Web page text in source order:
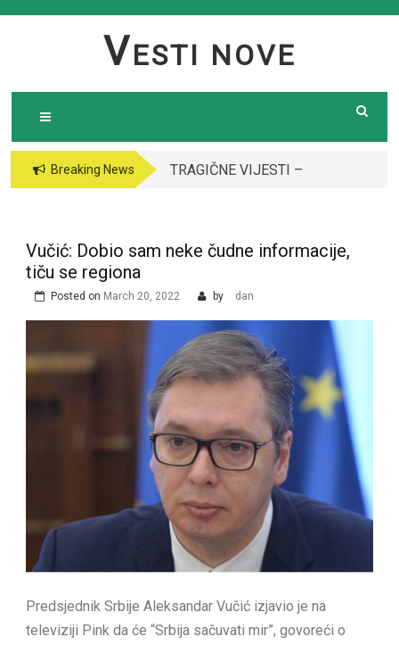
VESTI NOVE
Breaking News
TRAGIČNE VIJESTI –
ispred njene kuće￼￼
Vučić: Dobio sam neke čudne informacije,
tiču se regiona
Posted on March 20, 2022 by dan
Predsjednik Srbije Aleksandar Vučić izjavio je na
televiziji Pink da će “Srbija sačuvati mir”, govoreći o